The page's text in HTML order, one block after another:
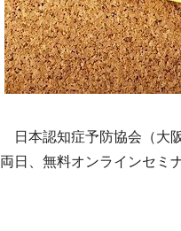
日本認知症予防協会（大
両日、無料オンラインセミ